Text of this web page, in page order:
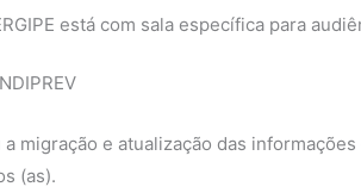
está com sala específica para
a migração e atualização das
(as).